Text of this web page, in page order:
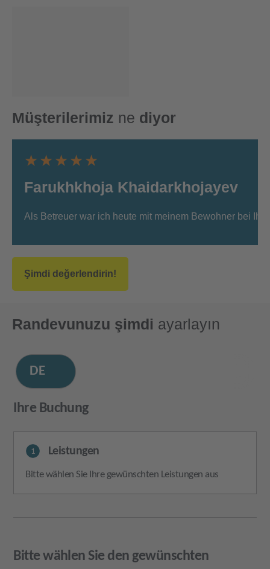
Müşterilerimiz ne diyor
Farukhkhoja Khaidarkhojayev
★★★★★
Als Betreuer war ich heute mit meinem Bewohner bei
Şimdi değerlendirin!
Randevunuzu şimdi ayarlayın